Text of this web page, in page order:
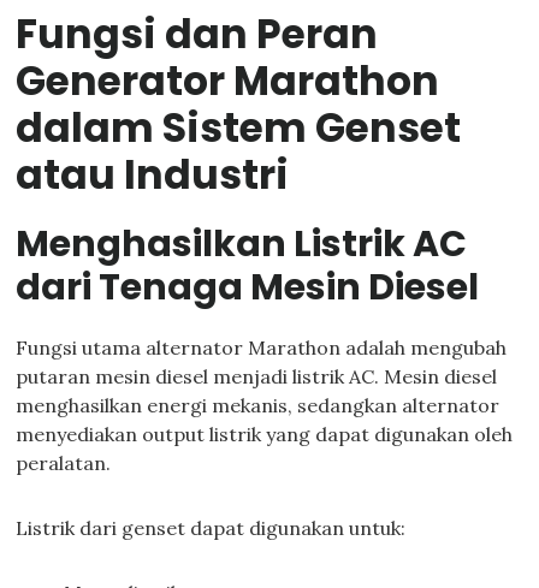
Fungsi dan Peran
Generator Marathon
dalam Sistem Genset
atau Industri
Menghasilkan Listrik AC
dari Tenaga Mesin Diesel
Fungsi utama alternator Marathon adalah mengubah
putaran mesin diesel menjadi listrik AC. Mesin diesel
menghasilkan energi mekanis, sedangkan alternator
menyediakan output listrik yang dapat digunakan oleh
peralatan.
Listrik dari genset dapat digunakan untuk: